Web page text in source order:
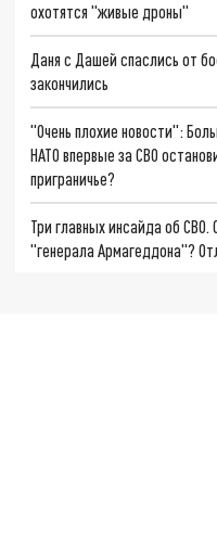
охотятся "живые дроны"
Даня с Дашей спаслись от
закончились
"Очень плохие новости":
НАТО впервые за СВО
приграничье?
Три главных инсайда об
"генерала Армагеддона"?